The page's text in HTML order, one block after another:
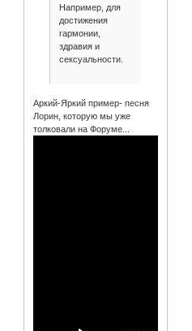
Например, для
достижения
гармонии,
здравия и
сексуальности.
Аркий-Яркий пример- песня
Лорин, которую мы уже
толковали на Форуме...